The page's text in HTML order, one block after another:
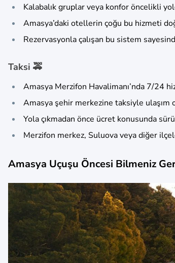
Kalabalık gruplar veya konfor öncelikli
Amasya’daki otellerin çoğu bu hizmeti
Rezervasyonla çalışan bu sistem
Taksi 🚕
Amasya Merzifon Havalimanı’nda 7/24
Amasya şehir merkezine taksiyle
Yola çıkmadan önce ücret konusunda
Merzifon merkez, Suluova veya diğer
Amasya Uçuşu Öncesi Bilmeniz